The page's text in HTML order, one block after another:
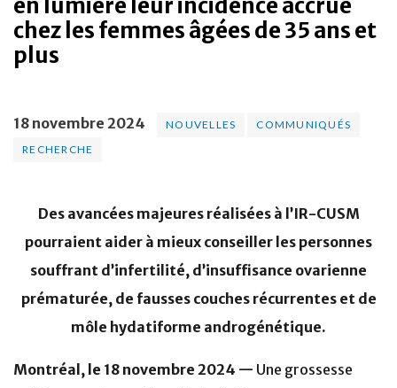
en lumière leur incidence accrue
chez les femmes âgées de 35 ans et
plus
18 novembre 2024 NOUVELLES
COMMUNIQUÉS
RECHERCHE
Des avancées majeures réalisées à l’IR-CUSM
pourraient aider à mieux conseiller les personnes
souffrant d’infertilité, d’insuffisance ovarienne
prématurée, de fausses couches récurrentes et de
môle hydatiforme androgénétique.
Montréal, le 18 novembre 2024 — Une grossesse